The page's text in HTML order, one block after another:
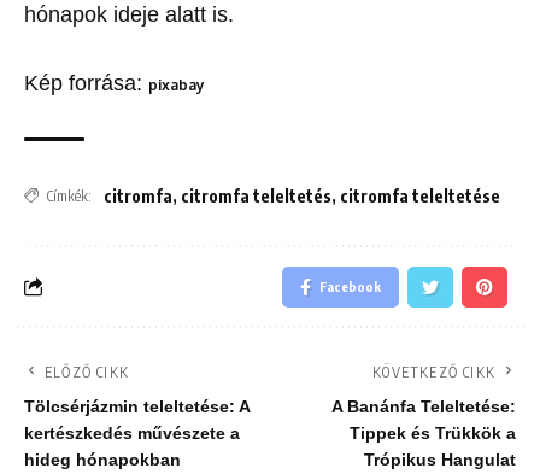
hónapok ideje alatt is.
Kép forrása: pixabay
Címkék: citromfa, citromfa teleltetés, citromfa teleltetése
Facebook
ELŐZŐ CIKK
Tölcsérjázmin teleltetése: A
kertészkedés művészete a
hideg hónapokban
KÖVETKEZŐ CIKK
A Banánfa Teleltetése:
Tippek és Trükkök a
Trópikus Hangulat